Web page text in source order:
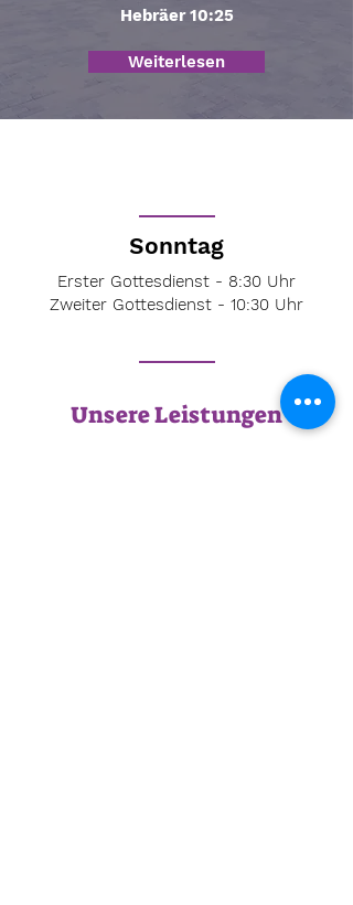
Hebräer 10:25
Weiterlesen
Sonntag
Erster Gottesdienst - 8:30 Uhr
Zweiter Gottesdienst - 10:30 Uhr
Unsere Leistungen